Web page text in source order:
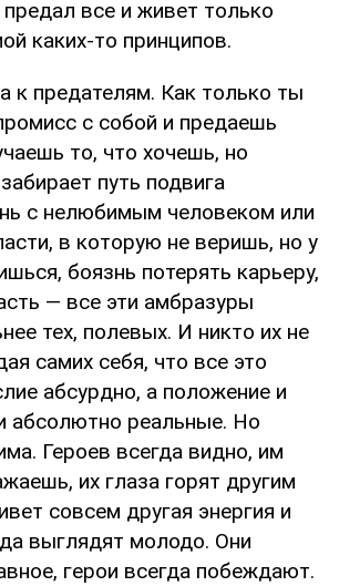
все и живет только
каких-то принципов.
к предателям. Как только ты
с собой и предаешь
то, что хочешь, но
путь подвига
с нелюбимым человеком или
в которую не веришь, но у
боязнь потерять карьеру,
— все эти амбразуры
тех, полевых. И никто их не
самих себя, что все это
абсурдно, а положение и
абсолютно реальные. Но
Героев всегда видно, им
их глаза горят другим
совсем другая энергия и
выглядят молодо. Они
герои всегда побеждают.